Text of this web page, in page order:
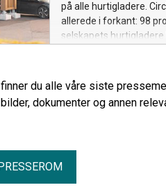
på alle hurtigladere.
allerede i forkant: 98
selskapets
standard vil gjøre
enklere for langt flere
du alle våre siste
dokumenter og annen